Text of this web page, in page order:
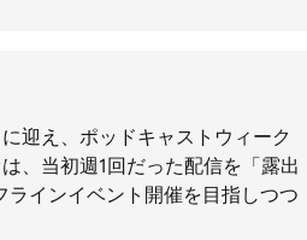
迎え、ポッドキャストウィーク
、当初週1回だった配信を「露出
インイベント開催を目指しつつ